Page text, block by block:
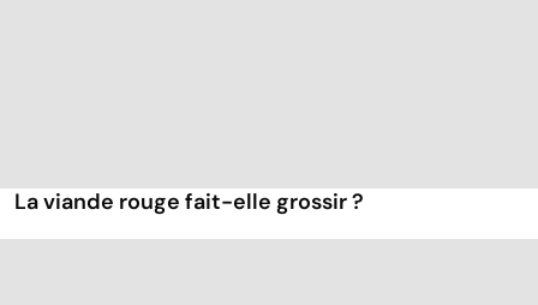
La viande rouge fait-elle grossir ?